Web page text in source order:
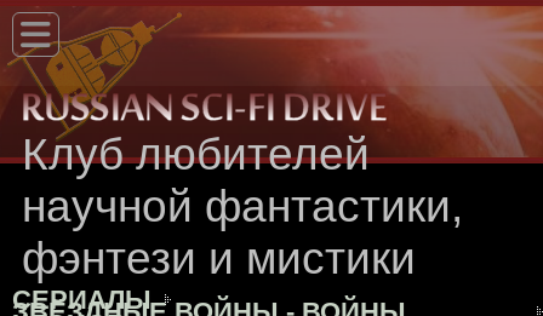
Клуб любителей
научной фантастики,
фэнтези и мистики
СЕРИАЛЫ